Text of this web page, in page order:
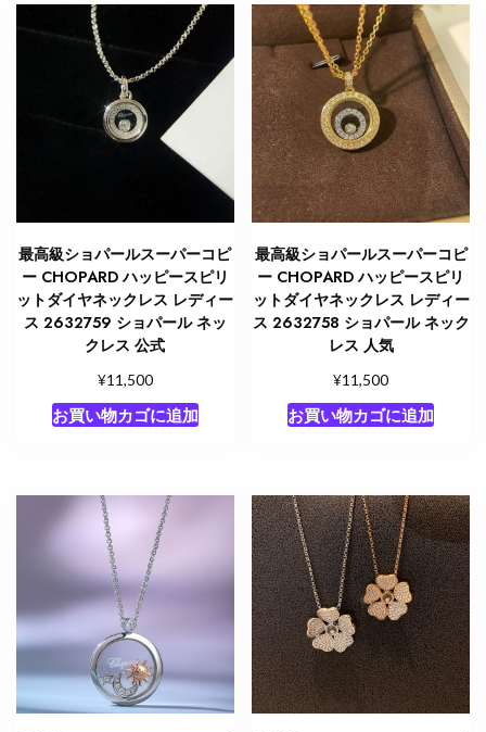
最高級ショパールスーパーコピ
ー CHOPARD ハッピースピリ
ットダイヤネックレス レディー
ス 2632759 ショパール ネッ
クレス 公式
¥11,500
お買い物カゴに追加
最高級ショパールスーパーコピ
ー CHOPARD ハッピースピリ
ットダイヤネックレス レディー
ス 2632758 ショパール ネック
レス 人気
¥11,500
お買い物カゴに追加